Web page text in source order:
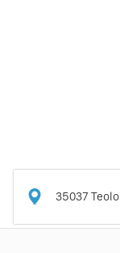
35037 Teolo